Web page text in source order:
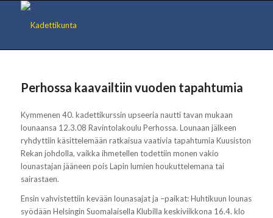
Perhossa kaavailtiin vuoden tapahtumia
Kymmenen 40. kadettikurssin upseeria nautti tavan mukaan
lounaansa 12.3.08 Ravintolakoulu Perhossa. Lounaan jälkeen
ryhdyttiin käsittelemään ratkaisua vaativia tapahtumia Kuusiston
Rekan johdolla, vaikka ihmetellen todettiin monen vakio
lounastajan jääneen pois Lapin lumien houkuttelemana tai
sairastaen.
Ensin vahvistettiin kevään lounasajat ja –paikat: Huhtikuun lounas
syödään Helsingin Suomalaisella Klubilla keskiviikkona 16.4. klo